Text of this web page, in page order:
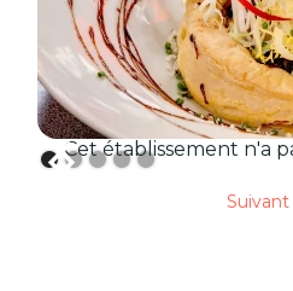
Cet établissement n'a
Suivant